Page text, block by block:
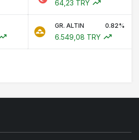
64,23 TRY
GR. ALTIN 0.82%
6.549,08 TRY